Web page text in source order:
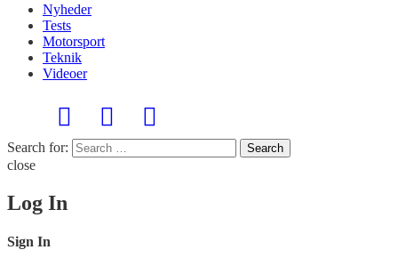
Nyheder
Tests
Motorsport
Teknik
Videoer
Search for: Search
close
Log In
Sign In